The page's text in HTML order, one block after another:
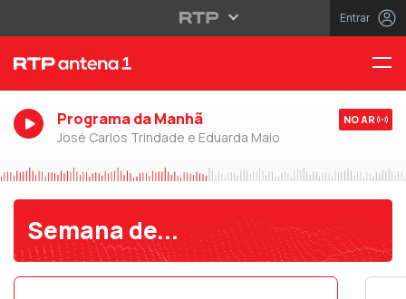
Entrar
Programa da Manhã
José Carlos Trindade e Eduarda Maio
NO AR
Semana de...